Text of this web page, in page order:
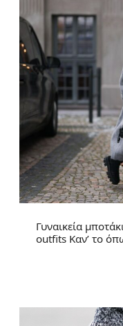
Γυναικεία
outfits Καν’ το